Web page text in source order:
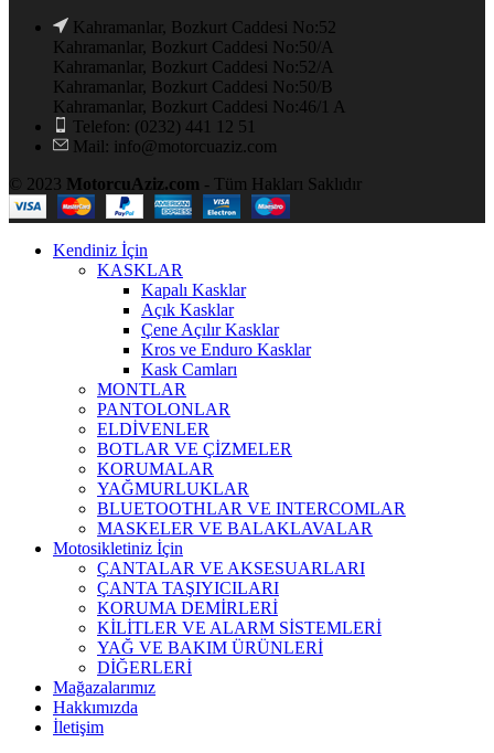
Kahramanlar, Bozkurt Caddesi No:52
Kahramanlar, Bozkurt Caddesi No:50/A
Kahramanlar, Bozkurt Caddesi No:52/A
Kahramanlar, Bozkurt Caddesi No:50/B
Kahramanlar, Bozkurt Caddesi No:46/1 A
Telefon: (0232) 441 12 51
Mail: info@motorcuaziz.com
© 2023 MotorcuAziz.com - Tüm Hakları Saklıdır
Kendiniz İçin
KASKLAR
Kapalı Kasklar
Açık Kasklar
Çene Açılır Kasklar
Kros ve Enduro Kasklar
Kask Camları
MONTLAR
PANTOLONLAR
ELDİVENLER
BOTLAR VE ÇİZMELER
KORUMALAR
YAĞMURLUKLAR
BLUETOOTHLAR VE INTERCOMLAR
MASKELER VE BALAKLAVALAR
Motosikletiniz İçin
ÇANTALAR VE AKSESUARLARI
ÇANTA TAŞIYICILARI
KORUMA DEMİRLERİ
KİLİTLER VE ALARM SİSTEMLERİ
YAĞ VE BAKIM ÜRÜNLERİ
DİĞERLERİ
Mağazalarımız
Hakkımızda
İletişim